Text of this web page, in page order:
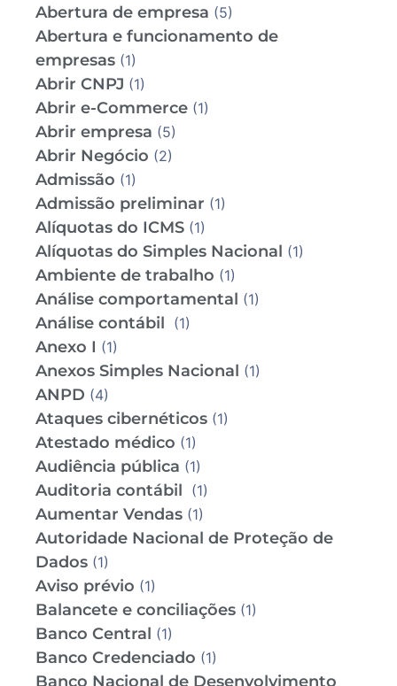
Abertura de empresa (5)
Abertura e funcionamento de
empresas (1)
Abrir CNPJ (1)
Abrir e-Commerce (1)
Abrir empresa (5)
Abrir Negócio (2)
Admissão (1)
Admissão preliminar (1)
Alíquotas do ICMS (1)
Alíquotas do Simples Nacional (1)
Ambiente de trabalho (1)
Análise comportamental (1)
Análise contábil (1)
Anexo I (1)
Anexos Simples Nacional (1)
ANPD (4)
Ataques cibernéticos (1)
Atestado médico (1)
Audiência pública (1)
Auditoria contábil (1)
Aumentar Vendas (1)
Autoridade Nacional de Proteção de
Dados (1)
Aviso prévio (1)
Balancete e conciliações (1)
Banco Central (1)
Banco Credenciado (1)
Banco Nacional de Desenvolvimento